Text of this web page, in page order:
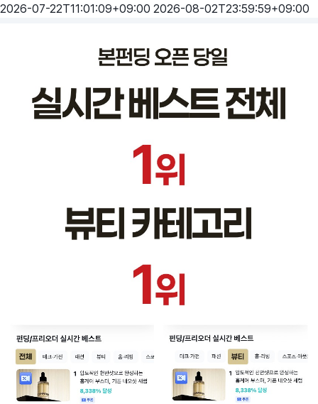
2026-07-22T11:01:09+09:00 2026-08-02T23:59:59+09:00